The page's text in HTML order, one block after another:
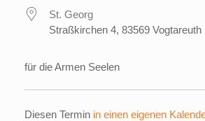
St. Georg
Straßkirchen 4, 83569 Vogtareuth
für die Armen Seelen
Diesen Termin in einen eigenen